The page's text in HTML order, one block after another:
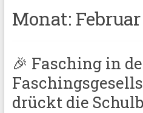
Monat:
🎉 Fasching in
drückt die